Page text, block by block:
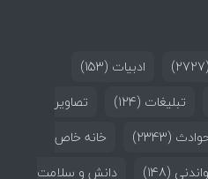
(2727) ادبیات (153)
تبلیغات (124)
تصاویر
(2343)
خانه خاص
(148) دانش و سلامت